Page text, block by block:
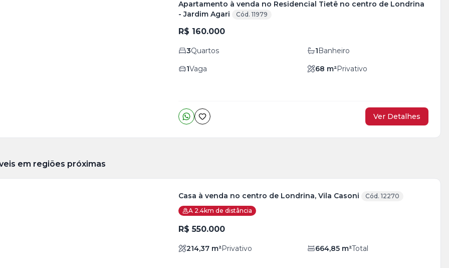
Apartamento à venda no Residencial Tietê no centro de Londrina
- Jardim Agari
Cód. 11979
R$ 160.000
3Quartos 1Banheiro
1Vaga 68 m²Privativo
Ver Detalhes
em regiões próximas
Casa à venda no centro de Londrina, Vila Casoni
Cód. 12270
A 2.4km de distância
R$ 550.000
214,37m²Privativo 664,85 m²Total